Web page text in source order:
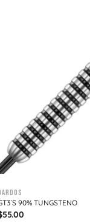
90% TUNGSTENO
55.00